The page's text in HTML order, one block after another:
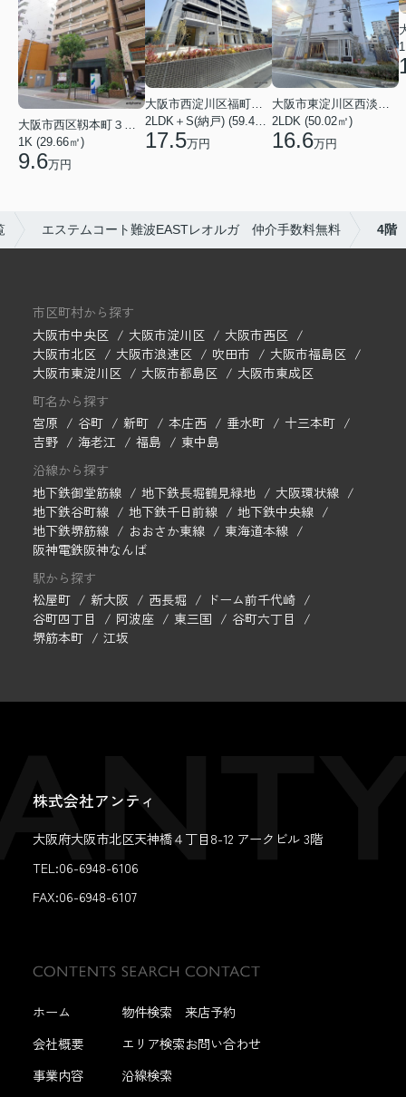
大阪市西区靱本町３丁目
1K (29.66㎡)
9.6万円
大阪市西淀川区福町２丁目
2LDK＋S(納戸) (59.48㎡)
17.5万円
大阪市東淀川区西淡路１丁目
2LDK (50.02㎡)
16.6万円
エステムコート難波EASTレオルガ 仲介手数料無料 4階
市区町村から探す
大阪市中央区
大阪市淀川区
大阪市西区
大阪市北区
大阪市浪速区 吹田市
大阪市福島区
大阪市東淀川区
大阪市都島区
大阪市東成区
町名から探す
宮原
谷町 新町 本庄西 垂水町
十三本町
吉野
海老江 福島
東中島
沿線から探す
地下鉄御堂筋線
地下鉄長堀鶴見緑地
大阪環状線
地下鉄谷町線
地下鉄千日前線
地下鉄中央線
地下鉄堺筋線
おおさか東線
東海道本線
阪神電鉄阪神なんば
駅から探す
松屋町
新大阪 西長堀
ドーム前千代崎
谷町四丁目
阿波座 東三国
谷町六丁目
堺筋本町
江坂
株式会社アンティ
大阪府大阪市北区天神橋４丁目8-12 アークビル 3階
TEL:06-6948-6106
FAX:06-6948-6107
ホーム
会社概要
事業内容
物件検索
エリア検索
沿線検索
来店予約
お問い合わせ